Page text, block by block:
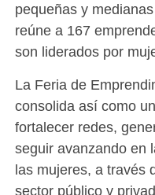
pequeñas y
reúne a 167
son liderados por
La Feria de
consolida así como
fortalecer redes,
seguir avanzando en
las mujeres, a través
sector público y